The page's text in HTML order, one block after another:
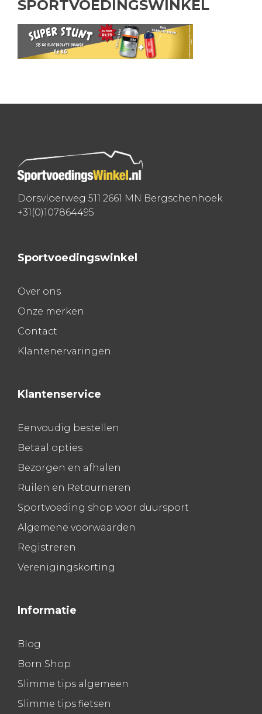
SPORTVOEDINGSWINKEL
Dorsvloerweg 511 2661 MN Bergschenhoek
+31(0)107864495
Sportvoedingswinkel
Over ons
Onze merken
Contact
Klantenervaringen
Klantenservice
Eenvoudig bestellen
Betaal opties
Bezorgen en afhalen
Ruilen en Retourneren
Sportvoeding shop voor duursport
Algemene voorwaarden
Registreren
Verenigingskorting
Informatie
Blog
Born Shop
Slimme tips algemeen
Slimme tips fietsen